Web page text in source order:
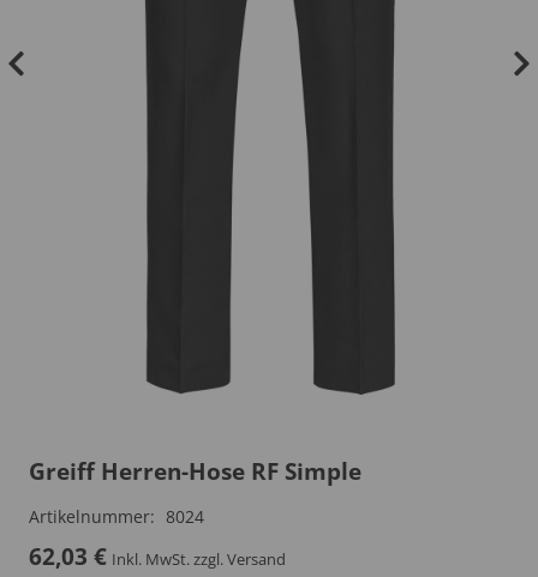
Greiff Herren-Hose RF Simple
Artikelnummer: 8024
62,03 € Inkl. MwSt.zzgl. Versand